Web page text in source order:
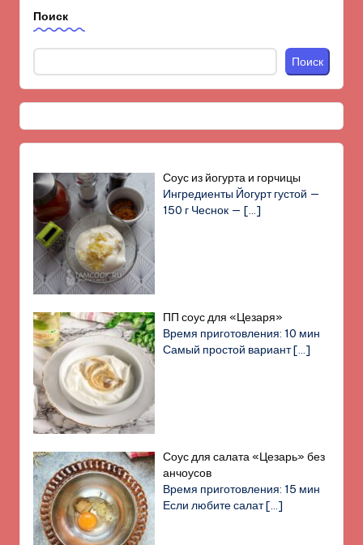
Поиск
Поиск
Соус из йогурта и горчицы
Ингредиенты Йогурт густой —
150 г Чеснок —[…]
ПП соус для «Цезаря»
Время приготовления: 10 мин
Самый простой вариант[…]
Соус для салата «Цезарь» без
анчоусов
Время приготовления: 15 мин
Если любите салат[…]